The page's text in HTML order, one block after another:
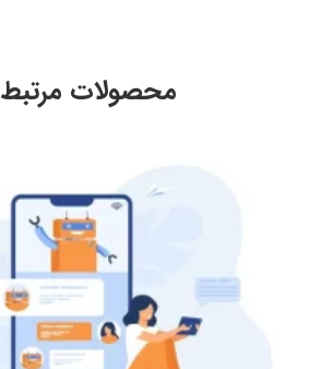
محصولات مرتبط